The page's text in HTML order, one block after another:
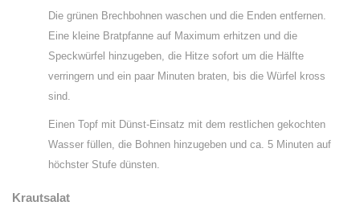
Die grünen Brechbohnen waschen und die Enden entfernen.
Eine kleine Bratpfanne auf Maximum erhitzen und die
Speckwürfel hinzugeben, die Hitze sofort um die Hälfte
verringern und ein paar Minuten braten, bis die Würfel kross
sind.
Einen Topf mit Dünst-Einsatz mit dem restlichen gekochten
Wasser füllen, die Bohnen hinzugeben und ca. 5 Minuten auf
höchster Stufe dünsten.
Krautsalat